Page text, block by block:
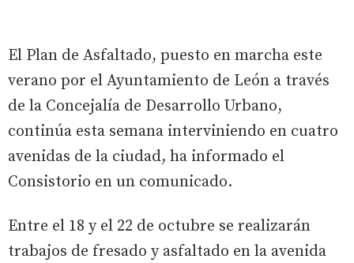
El Plan de Asfaltado, puesto en marcha este
verano por el Ayuntamiento de León a través
de la Concejalía de Desarrollo Urbano,
continúa esta semana interviniendo en cuatro
avenidas de la ciudad, ha informado el
Consistorio en un comunicado.
Entre el 18 y el 22 de octubre se realizarán
trabajos de fresado y asfaltado en la avenida